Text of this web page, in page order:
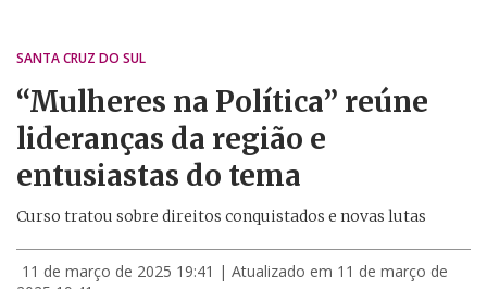
SANTA CRUZ DO SUL
“Mulheres na Política” reúne
lideranças da região e
entusiastas do tema
Curso tratou sobre direitos conquistados e novas lutas
11 de março de 2025 19:41 | Atualizado em 11 de março de